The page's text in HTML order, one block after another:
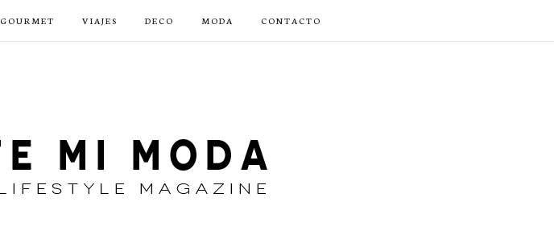
GOURMET VIAJES DECO MODA CONTACTO